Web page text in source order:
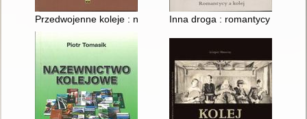
Przedwojenne koleje : najpiękniejsze fotografie
Inna droga : romantycy a kolej